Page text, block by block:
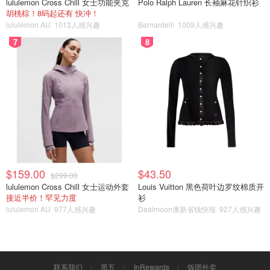
lululemon Cross Chill 女士功能夹克
胡桃棕！8码起还有 快冲！
lululemon AU 1013人感兴趣
Polo Ralph Lauren 长袖麻花针织衫
Bernardelli 1009人感兴趣
7
$159.00 $299.00
lululemon Cross Chill 女士运动外套
接近半价！罕见力度
lululemon AU 977人感兴趣
8
$43.50
Louis Vuitton 黑色荷叶边罗纹棉质开
衫
Dealmoon澳新省钱快报 927人感兴趣
联系我们 黑五 InRewards 饭团外卖